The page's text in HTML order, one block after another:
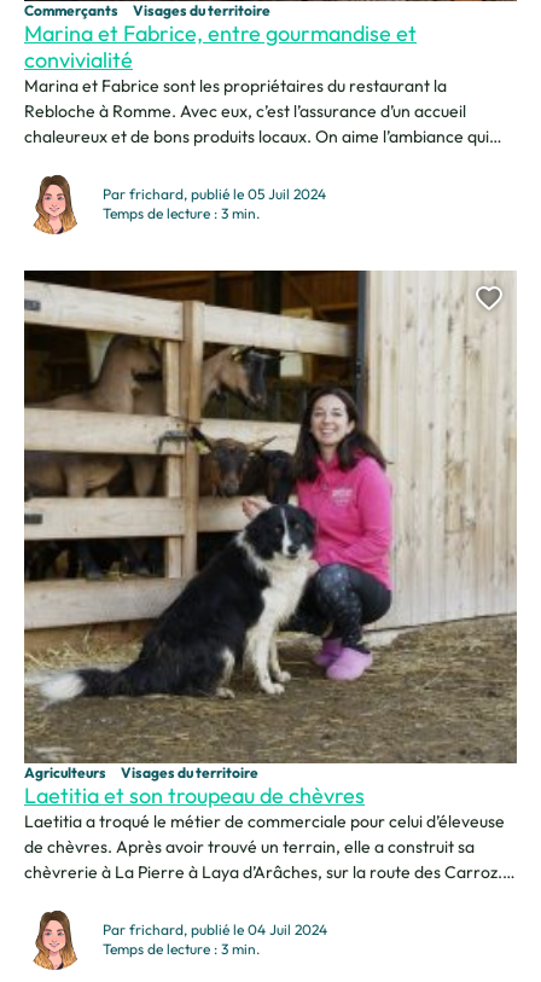
Marina et Fabrice, entre gourmandise et
convivialité
Commerçants Visages du territoire
Marina et Fabrice sont les propriétaires du restaurant la
Rebloche à Romme. Avec eux, c’est l’assurance d’un accueil
chaleureux et de bons produits locaux. On aime l’ambiance qui
passage ravis de se retrouver dans un cadre aussi privilégié…
bienvenue à la Rebloche ! Quand...
Par frichard, publié le 05 Juil 2024
Temps de lecture : 3 min.
Laetitia et son troupeau de chèvres
Agriculteurs Visages du territoire
Laetitia a troqué le métier de commerciale pour celui d’éleveuse
de chèvres. Après avoir trouvé un terrain, elle a construit sa
chèvrerie à La Pierre à Laya d’Arâches, sur la route des Carroz.
a eu un déclic et j’ai décidé de me reconvertir....
Par frichard, publié le 04 Juil 2024
Temps de lecture : 3 min.